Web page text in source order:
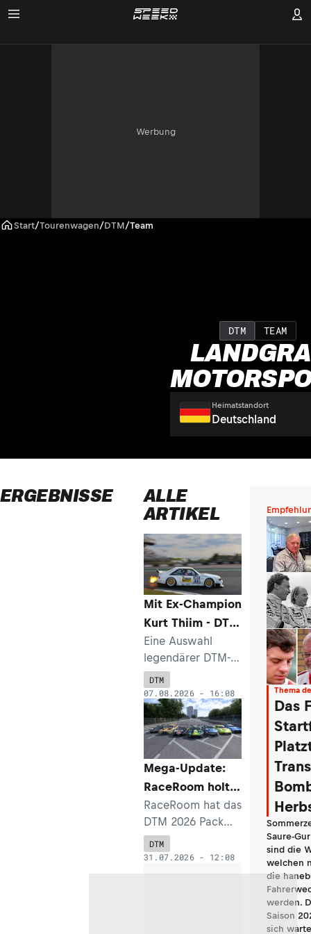
Werbung
Start/Tourenwagen/DTM/Team
DTM TEAM
Heimatstandort
Deutschland
ERGEBNISSE
ALLE
ARTIKEL
Mit Ex-Champion
Kurt Thiim - DTM
Classic wird den
Nürburgring
begeistern
Eine Auswahl
legendärer DTM-
Klassiker werden
auf dem
Nürburgring für
Unterhaltung
sorgen. Dabei
wird auch der
1986er DTM-
Meister Kurt Thiim
am Lenkrad eines
Mercedes 190E
EVO II drehen.
DTM
07.08.2026 - 16:08
Mega-Update:
RaceRoom holt
die DTM 2026
auf die virtuelle
Strecke
RaceRoom hat das
DTM 2026 Pack
veröffentlicht, so
dass Simracer die
DTM
31.07.2026 - 12:08
Thema
Das
Saure-
sind die
welchen
die
werden.
Saison
sich